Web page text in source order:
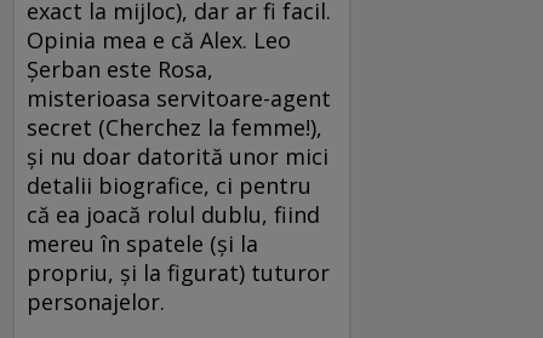
exact la mijloc), dar ar fi facil.
Opinia mea e că Alex. Leo
Şerban este Rosa,
misterioasa servitoare-agent
secret (Cherchez la femme!),
şi nu doar datorită unor mici
detalii biografice, ci pentru
că ea joacă rolul dublu, fiind
mereu în spatele (şi la
propriu, şi la figurat) tuturor
personajelor.